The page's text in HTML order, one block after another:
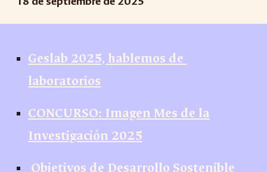
Geslab 2025, hablemos de
laboratorios
CONCURSO: Imagen Mes de la
Investigación 2025
Objetivos de Desarrollo Sostenible